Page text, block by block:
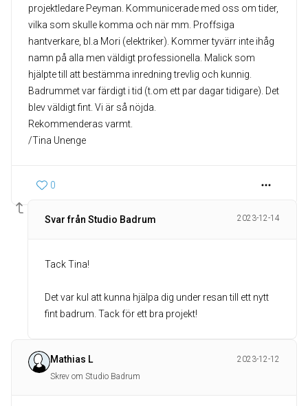
projektledare Peyman. Kommunicerade med oss om tider,
vilka som skulle komma och när mm. Proffsiga
hantverkare, bl.a Mori (elektriker). Kommer tyvärr inte ihåg
namn på alla men väldigt professionella. Malick som
hjälpte till att bestämma inredning trevlig och kunnig.
Badrummet var färdigt i tid (t.om ett par dagar tidigare). Det
blev väldigt fint. Vi är så nöjda.
Rekommenderas varmt.
/Tina Unenge
0
Svar från Studio Badrum 2023-12-14
Tack Tina!
Det var kul att kunna hjälpa dig under resan till ett nytt
Mathias L
2023-12-12
Skrev om Studio Badrum